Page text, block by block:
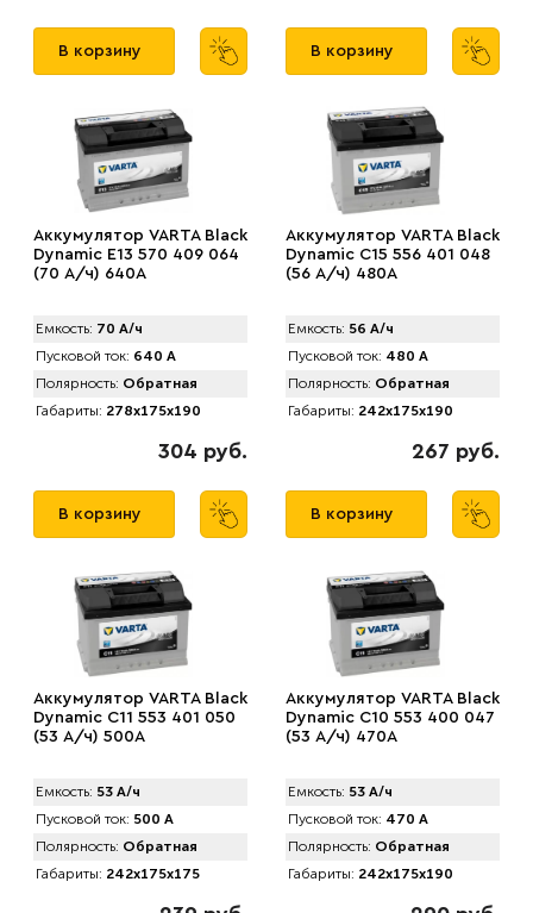
В корзину В корзину
Аккумулятор VARTA Black
Dynamic E13 570 409 064
(70 А/ч) 640А
Емкость: 70 А/ч
Пусковой ток: 640 А
Полярность: Обратная
Габариты: 278x175x190
304 руб.
В корзину
Аккумулятор VARTA Black
Dynamic C15 556 401 048
(56 А/ч) 480А
Емкость: 56 А/ч
Пусковой ток: 480 А
Полярность: Обратная
Габариты: 242x175x190
267 руб.
В корзину
Аккумулятор VARTA Black
Dynamic C11 553 401 050
(53 А/ч) 500А
Емкость: 53 А/ч
Пусковой ток: 500 А
Полярность: Обратная
Габариты: 242x175x175
Аккумулятор VARTA Black
Dynamic C10 553 400 047
(53 А/ч) 470А
Емкость: 53 А/ч
Пусковой ток: 470 А
Полярность: Обратная
Габариты: 242x175x190